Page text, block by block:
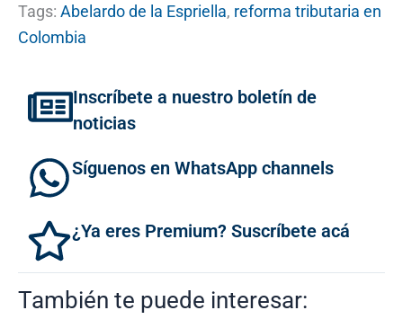
Tags: Abelardo de la Espriella, reforma tributaria en
Colombia
Inscríbete a nuestro boletín de
noticias
Síguenos en WhatsApp channels
¿Ya eres Premium? Suscríbete acá
También te puede interesar: